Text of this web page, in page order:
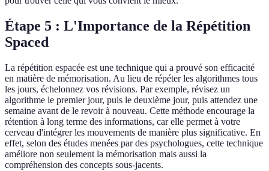
Étape 5 : L'Importance de la Répétition
Spaced
La répétition espacée est une technique qui a prouvé son efficacité
en matière de mémorisation. Au lieu de répéter les algorithmes tous
les jours, échelonnez vos révisions. Par exemple, révisez un
algorithme le premier jour, puis le deuxième jour, puis attendez une
semaine avant de le revoir à nouveau. Cette méthode encourage la
rétention à long terme des informations, car elle permet à votre
cerveau d'intégrer les mouvements de manière plus significative. En
effet, selon des études menées par des psychologues, cette technique
améliore non seulement la mémorisation mais aussi la
compréhension des concepts sous-jacents.